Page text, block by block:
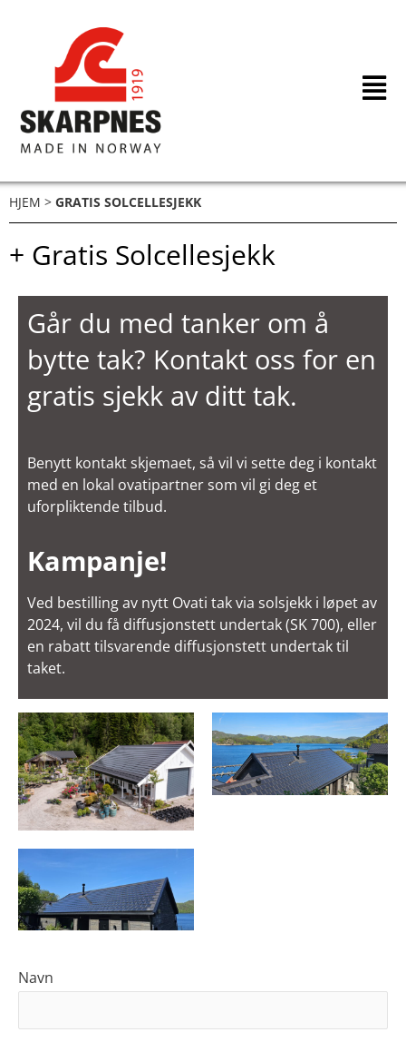
innholdet
HJEM > GRATIS SOLCELLESJEKK
+ Gratis Solcellesjekk
Går du med tanker om å
bytte tak? Kontakt oss for en
gratis sjekk av ditt tak.
Benytt kontakt skjemaet, så vil vi sette deg i kontakt
med en lokal ovatipartner som vil gi deg et
uforpliktende tilbud.
Kampanje!
Ved bestilling av nytt Ovati tak via solsjekk i løpet av
2024, vil du få diffusjonstett undertak (SK 700), eller
en rabatt tilsvarende diffusjonstett undertak til
taket.
Navn